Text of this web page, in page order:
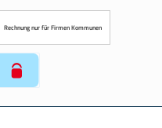
über PayPal
Rechnung nur für Firmen Kommunen